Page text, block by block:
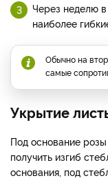
Через неделю в
наиболее
Обычно на
самые
Укрытие
Под основание
получить изгиб
основания, под